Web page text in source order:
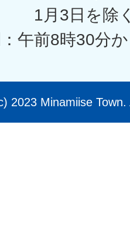
1月3日を除
午前8時30分
2023 Minamiise